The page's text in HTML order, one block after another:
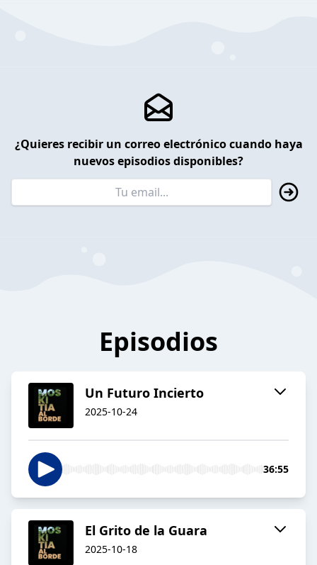
¿Quieres recibir un correo electrónico cuando haya
nuevos episodios disponibles?
Episodios
Un Futuro Incierto
2025-10-24
36:55
El Grito de la Guara
2025-10-18